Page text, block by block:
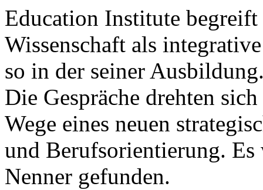
Education Institute
Wissenschaft als
so in der seiner
Die Gespräche drehten
Wege eines neuen
und Berufsorientierung. Es
Nenner gefunden.